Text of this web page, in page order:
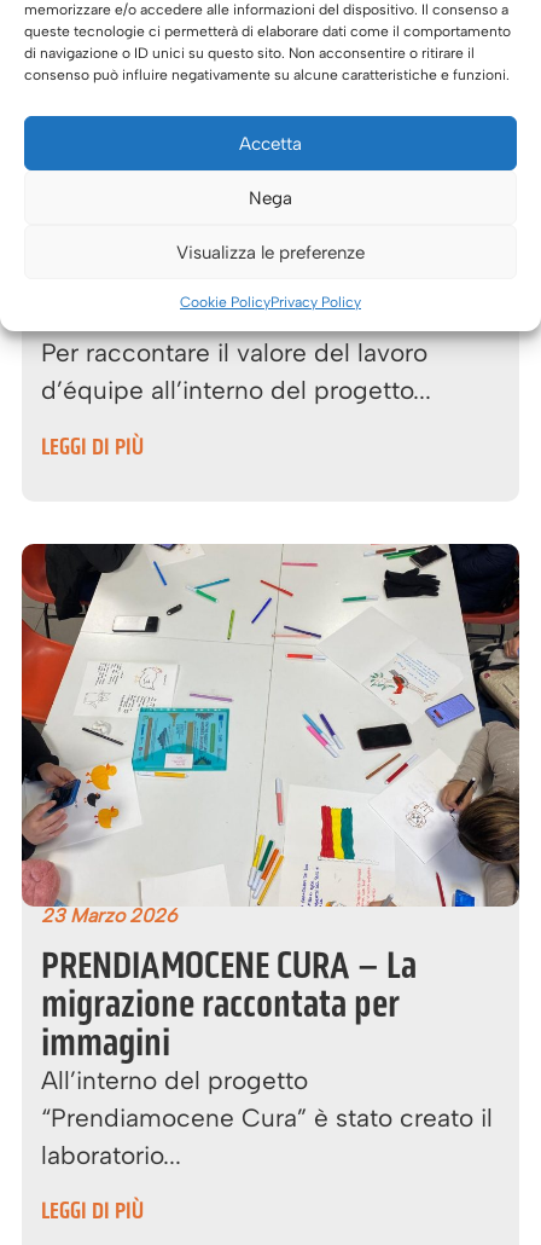
memorizzare e/o accedere alle informazioni del dispositivo. Il consenso a
queste tecnologie ci permetterà di elaborare dati come il comportamento
di navigazione o ID unici su questo sito. Non acconsentire o ritirare il
consenso può influire negativamente su alcune caratteristiche e funzioni.
Accetta
Nega
Visualizza le preferenze
Cookie PolicyPrivacy Policy
PRENDIAMOCENE CURA –
L’intervista a Souad Maddahi
Per raccontare il valore del lavoro
d’équipe all’interno del progetto...
LEGGI DI PIÙ
23 Marzo 2026
PRENDIAMOCENE CURA – La
migrazione raccontata per
immagini
All’interno del progetto
“Prendiamocene Cura” è stato creato il
laboratorio...
LEGGI DI PIÙ